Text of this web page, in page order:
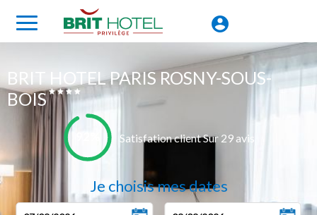
BRIT HOTEL PARIS ROSNY-SOUS-
BOIS
Satisfation client Sur 29 avis
Je choisis mes dates